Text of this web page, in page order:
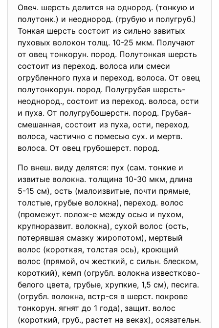
Овеч. шерсть делится на однород. (тонкую и
полутонк.) и неоднород. (грубую и полугруб.)
Тонкая шерсть состоит из сильно завитых
пуховых волокон толщ. 10-25 мкм. Получают
от овец тонкорун. пород. Полутонкая шерсть
состоит из переход. волоса или смеси
огрубленного пуха и переход. волоса. От овец
полутонкорун. пород. Полугрубая шерсть-
неоднород., состоит из переход. волоса, ости
и пуха. От полугрубошерстн. пород. Грубая-
смешанная, состоит из пуха, ости, переход.
волоса, частично с помесью сух. и мертв.
волоса. От овец грубошерст. пород.
По внеш. виду делятся: пух (сам. тонкие и
извитые волокна. толщина 10-30 мкм, длина
5-15 см), ость (малоизвитые, почти прямые,
толстые, грубые волокна), переход. волос
(промежут. полож-е между осью и пухом,
крупноразвит. волокна), сухой волос (ость,
потерявшая смазку жиропотом), мертвый
волос (короткая, толстая ось), кроющий
волос (прямой, оч жесткий, с сильн. блеском,
короткий), кемп (огрубл. волокна известково-
белого цвета, грубые, хрупкие, 1,5 см), песига.
(огрубл. волокна, встр-ся в шерст. покрове
тонкорун. ягнят до 1 года), защит. волос
(короткий, груб., растет на веках), осязательн.